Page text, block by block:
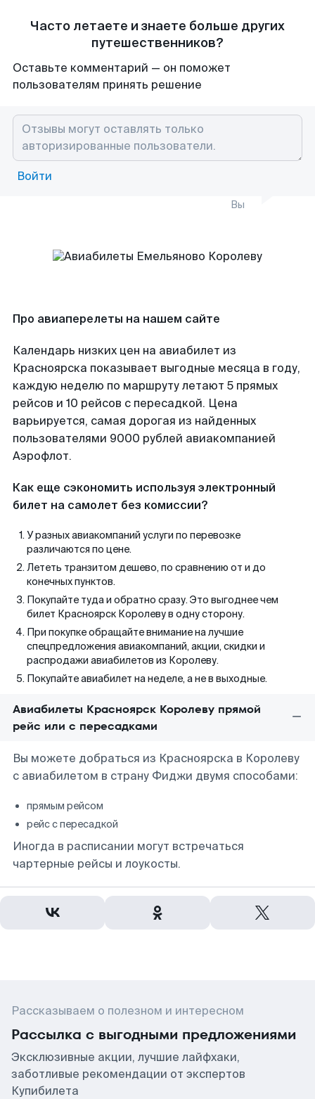
Часто летаете и знаете больше других
путешественников?
Оставьте комментарий — он поможет
пользователям принять решение
Войти
Вы
Про авиаперелеты на нашем сайте
Календарь низких цен на авиабилет из
Красноярска показывает выгодные месяца в году,
каждую неделю по маршруту летают 5 прямых
рейсов и 10 рейсов с пересадкой. Цена
варьируется, самая дорогая из найденных
пользователями 9000 рублей авиакомпанией
Аэрофлот.
Как еще сэкономить используя электронный
билет на самолет без комиссии?
У разных авиакомпаний услуги по перевозке
различаются по цене.
Лететь транзитом дешево, по сравнению от и до
конечных пунктов.
Покупайте туда и обратно сразу. Это выгоднее чем
билет Красноярск Королеву в одну сторону.
При покупке обращайте внимание на лучшие
спецпредложения авиакомпаний, акции, скидки и
распродажи авиабилетов из Королеву.
Покупайте авиабилет на неделе, а не в выходные.
Авиабилеты Красноярск Королеву прямой
рейс или с пересадками
Вы можете добраться из Красноярска в Королеву
с авиабилетом в страну Фиджи двумя способами:
прямым рейсом
рейс с пересадкой
Иногда в расписании могут встречаться
чартерные рейсы и лоукосты.
Рассказываем о полезном и интересном
Рассылка с выгодными предложениями
Эксклюзивные акции, лучшие лайфхаки,
заботливые рекомендации от экспертов
Купибилета